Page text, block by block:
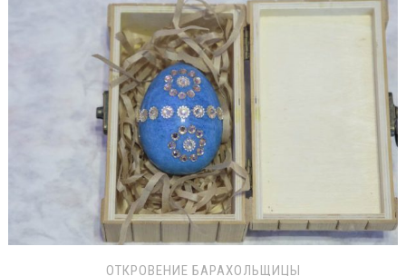
ОТКРОВЕНИЕ БАРАХОЛЬЩИЦЫ